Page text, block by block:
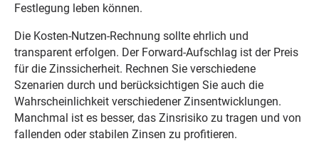
Festlegung leben können.
Die Kosten-Nutzen-Rechnung sollte ehrlich und
transparent erfolgen. Der Forward-Aufschlag ist der Preis
für die Zinssicherheit. Rechnen Sie verschiedene
Szenarien durch und berücksichtigen Sie auch die
Wahrscheinlichkeit verschiedener Zinsentwicklungen.
Manchmal ist es besser, das Zinsrisiko zu tragen und von
fallenden oder stabilen Zinsen zu profitieren.